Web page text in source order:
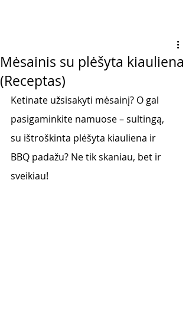
Mėsainis su plėšyta kiauliena
(Receptas)
Ketinate užsisakyti mėsainį? O gal
pasigaminkite namuose – sultingą,
su ištroškinta plėšyta kiauliena ir
BBQ padažu? Ne tik skaniau, bet ir
sveikiau!